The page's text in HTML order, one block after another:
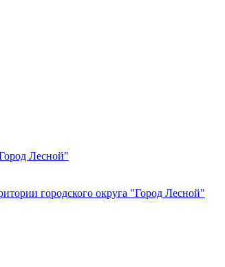
Лесной"
городского округа "Город Лесной"